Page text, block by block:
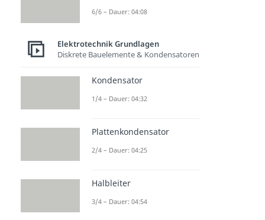
6/6 – Dauer: 04:08
Elektrotechnik Grundlagen
Diskrete Bauelemente & Kondensatoren
Kondensator
1/4 – Dauer: 04:32
Plattenkondensator
2/4 – Dauer: 04:25
Halbleiter
3/4 – Dauer: 04:54